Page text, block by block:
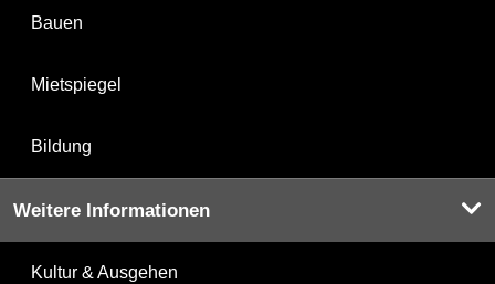
Bauen
Mietspiegel
Bildung
Weitere Informationen
Kultur & Ausgehen